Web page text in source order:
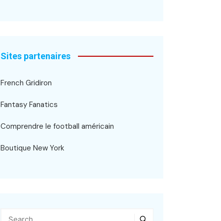
Sites partenaires
French Gridiron
Fantasy Fanatics
Comprendre le football américain
Boutique New York